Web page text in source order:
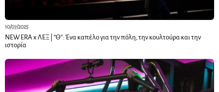
10/07/2025
NEW ERA x ΛΕΞ | “Θ”: Ένα καπέλο για την πόλη, την κουλτούρα και την
ιστορία